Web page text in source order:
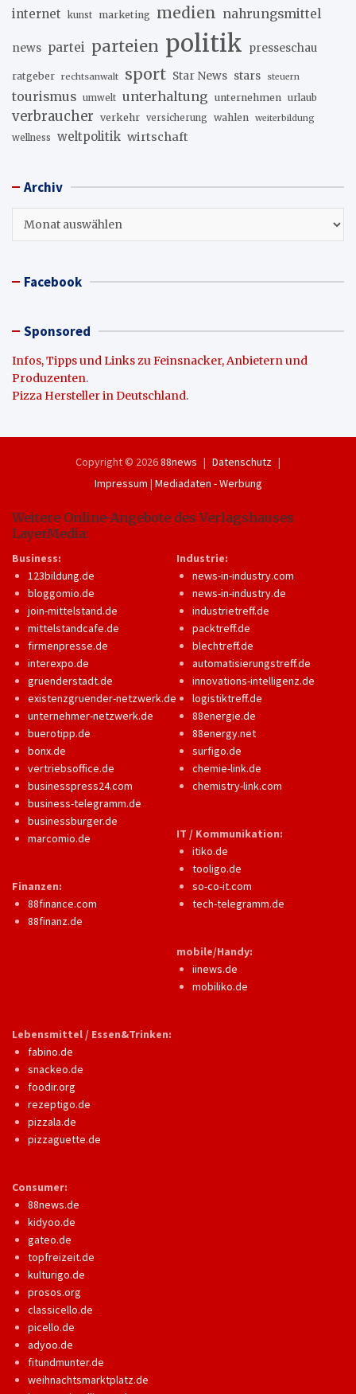
internet kunst marketing medien nahrungsmittel
news partei parteien politik presseschau
ratgeber rechtsanwalt sport Star News stars steuern
tourismus umwelt unterhaltung unternehmen urlaub
verbraucher verkehr versicherung wahlen weiterbildung
wellness weltpolitik wirtschaft
Archiv
Facebook
Sponsored
Infos, Tipps und Links zu Feinsnacker, Anbietern und
Produzenten.
Pizza Hersteller in Deutschland.
Copyright © 202688news
Datenschutz
Impressum | Mediadaten - Werbung
Weitere Online-Angebote des Verlagshauses
LayerMedia:
Business:
123bildung.de
bloggomio.de
join-mittelstand.de
mittelstandcafe.de
firmenpresse.de
interexpo.de
gruenderstadt.de
existenzgruender-netzwerk.de
unternehmer-netzwerk.de
buerotipp.de
bonx.de
vertriebsoffice.de
businesspress24.com
business-telegramm.de
businessburger.de
marcomio.de
Finanzen:
88finance.com
88finanz.de
Industrie:
news-in-industry.com
news-in-industry.de
industrietreff.de
packtreff.de
blechtreff.de
automatisierungstreff.de
innovations-intelligenz.de
logistiktreff.de
88energie.de
88energy.net
surfigo.de
chemie-link.de
chemistry-link.com
IT / Kommunikation:
itiko.de
tooligo.de
so-co-it.com
tech-telegramm.de
mobile/Handy:
iinews.de
mobiliko.de
Lebensmittel / Essen&Trinken:
fabino.de
snackeo.de
foodir.org
rezeptigo.de
pizzala.de
pizzaguette.de
Consumer:
88news.de
kidyoo.de
gateo.de
topfreizeit.de
kulturigo.de
prosos.org
classicello.de
picello.de
adyoo.de
fitundmunter.de
weihnachtsmarktplatz.de